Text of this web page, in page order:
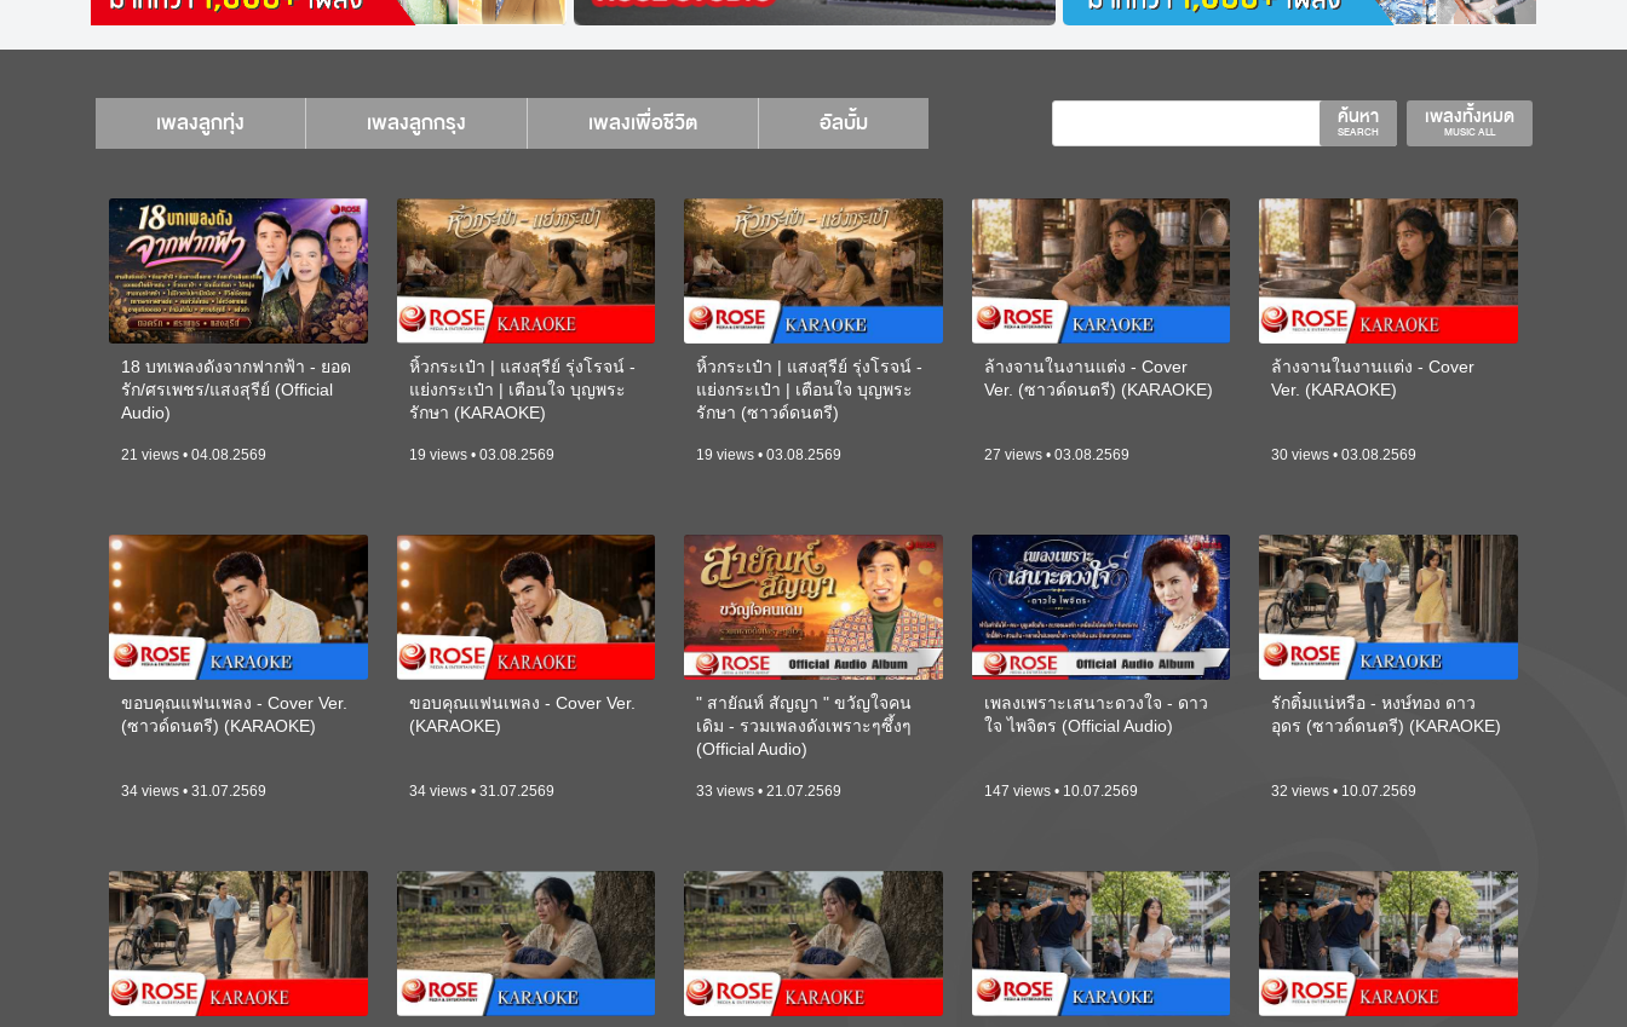
เพลงลูกทุ่ง เพลงลูกกรุง เพลงเพื่อชีวิต อัลบั้ม เพลงทั้งหมด
MUSIC ALL
ค้นหา
SEARCH
18 บทเพลงดังจากฟากฟ้า - ยอด
รัก/ศรเพชร/แสงสุรีย์ (Official
Audio)
21 views • 04.08.2569
หิ้วกระเป๋า | แสงสุรีย์ รุ่งโรจน์ -
แย่งกระเป๋า | เตือนใจ บุญพระ
รักษา (KARAOKE)
19 views • 03.08.2569
หิ้วกระเป๋า | แสงสุรีย์ รุ่งโรจน์ -
แย่งกระเป๋า | เตือนใจ บุญพระ
รักษา (ซาวด์ดนตรี)
19 views • 03.08.2569
ล้างจานในงานแต่ง - Cover
Ver. (ซาวด์ดนตรี) (KARAOKE)
27 views • 03.08.2569
ล้างจานในงานแต่ง - Cover
Ver. (KARAOKE)
30 views • 03.08.2569
ขอบคุณแฟนเพลง - Cover Ver.
(ซาวด์ดนตรี) (KARAOKE)
34 views • 31.07.2569
ขอบคุณแฟนเพลง - Cover Ver.
(KARAOKE)
34 views • 31.07.2569
" สายัณห์ สัญญา " ขวัญใจคน
เดิม - รวมเพลงดังเพราะๆซึ้งๆ
(Official Audio)
33 views • 21.07.2569
เพลงเพราะเสนาะดวงใจ - ดาว
ใจ ไพจิตร (Official Audio)
147 views • 10.07.2569
รักติ๋มแน่หรือ - หงษ์ทอง ดาว
อุดร (ซาวด์ดนตรี) (KARAOKE)
32 views • 10.07.2569